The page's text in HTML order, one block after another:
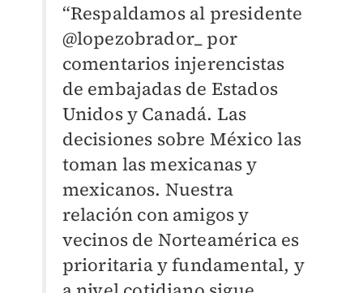
“Respaldamos al presidente
@lopezobrador_ por
comentarios injerencistas
de embajadas de Estados
Unidos y Canadá. Las
decisiones sobre México las
toman las mexicanas y
mexicanos. Nuestra
relación con amigos y
vecinos de Norteamérica es
prioritaria y fundamental, y